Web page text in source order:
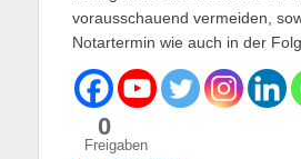
vorausschauend vermeiden,
Notartermin wie auch in der
0
Freigaben